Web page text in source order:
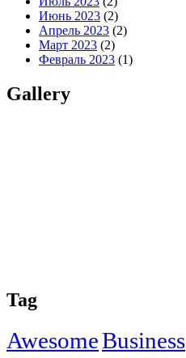
Июнь 2023 (2)
Апрель 2023 (2)
Март 2023 (2)
Февраль 2023 (1)
Gallery
Tag
AwesomeBusiness